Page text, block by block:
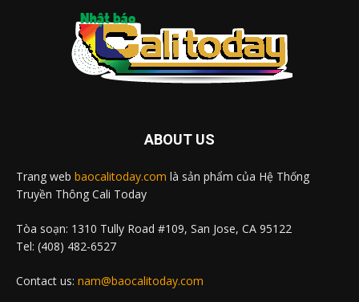
ABOUT US
Trang web baocalitoday.com là sản phẩm của Hệ Thống
Truyền Thông Cali Today
Tòa soạn: 1310 Tully Road #109, San Jose, CA 95122
Tel: (408) 482-6527
Contact us: nam@baocalitoday.com